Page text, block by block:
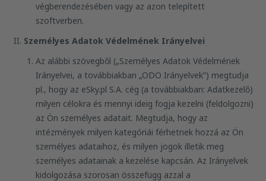
végberendezésében vagy az azon telepített
szoftverben.
Személyes Adatok Védelmének Irányelvei
Az alábbi szövegből („Személyes Adatok Védelmének
Irányelvei, a továbbiakban „ODO Irányelvek”) megtudja
pl., hogy az eSky.pl S.A. cég (a továbbiakban: Adatkezelő)
milyen célokra és mennyi ideig fogja kezelni (feldolgozni)
az Ön személyes adatait. Megtudja, hogy az
intézmények milyen kategóriái férhetnek hozzá az Ön
személyes adataihoz, és milyen jogok illetik meg
személyes adatainak a kezelése kapcsán. Az Irányelvek
kidolgozása szorosan összefügg azzal a